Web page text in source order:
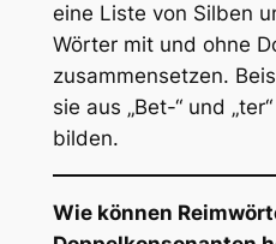
eine Liste von Silben
Wörter mit und ohne
zusammensetzen.
sie aus „Bet-“ und
bilden.
Wie können